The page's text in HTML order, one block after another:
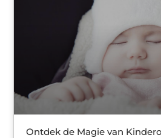
Ontdek de Magie van